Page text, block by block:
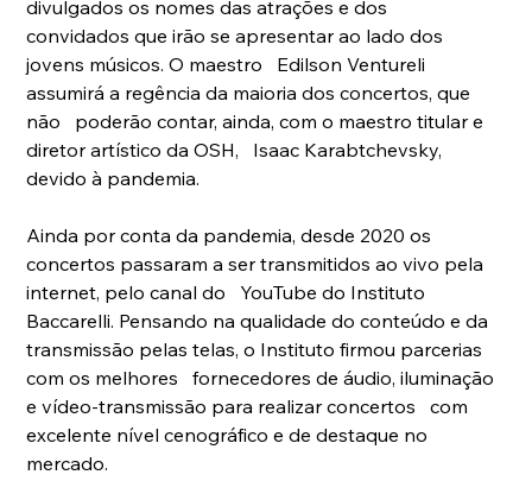
divulgados os nomes das atrações e dos
convidados que irão se apresentar ao lado dos
jovens músicos. O maestro   Edilson Ventureli
assumirá a regência da maioria dos concertos, que
não   poderão contar, ainda, com o maestro titular e
diretor artístico da OSH,   Isaac Karabtchevsky,
devido à pandemia.
Ainda por conta da pandemia, desde 2020 os
concertos passaram a ser transmitidos ao vivo pela
internet, pelo canal do   YouTube do Instituto
Baccarelli. Pensando na qualidade do conteúdo e da
transmissão pelas telas, o Instituto firmou parcerias
com os melhores   fornecedores de áudio, iluminação
e vídeo-transmissão para realizar concertos   com
excelente nível cenográfico e de destaque no
mercado.